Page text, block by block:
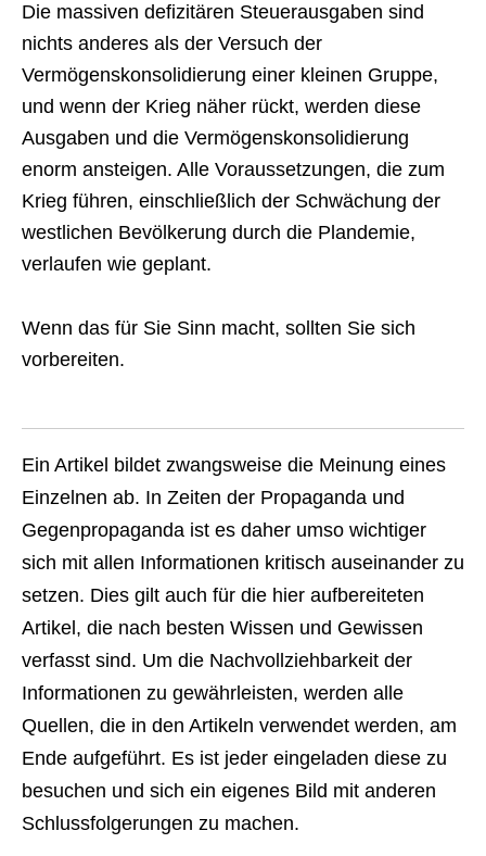
Die massiven defizitären Steuerausgaben sind
nichts anderes als der Versuch der
Vermögenskonsolidierung einer kleinen Gruppe,
und wenn der Krieg näher rückt, werden diese
Ausgaben und die Vermögenskonsolidierung
enorm ansteigen. Alle Voraussetzungen, die zum
Krieg führen, einschließlich der Schwächung der
westlichen Bevölkerung durch die Plandemie,
verlaufen wie geplant.
Wenn das für Sie Sinn macht, sollten Sie sich
vorbereiten.
Ein Artikel bildet zwangsweise die Meinung eines
Einzelnen ab. In Zeiten der Propaganda und
Gegenpropaganda ist es daher umso wichtiger
sich mit allen Informationen kritisch auseinander zu
setzen. Dies gilt auch für die hier aufbereiteten
Artikel, die nach besten Wissen und Gewissen
verfasst sind. Um die Nachvollziehbarkeit der
Informationen zu gewährleisten, werden alle
Quellen, die in den Artikeln verwendet werden, am
Ende aufgeführt. Es ist jeder eingeladen diese zu
besuchen und sich ein eigenes Bild mit anderen
Schlussfolgerungen zu machen.